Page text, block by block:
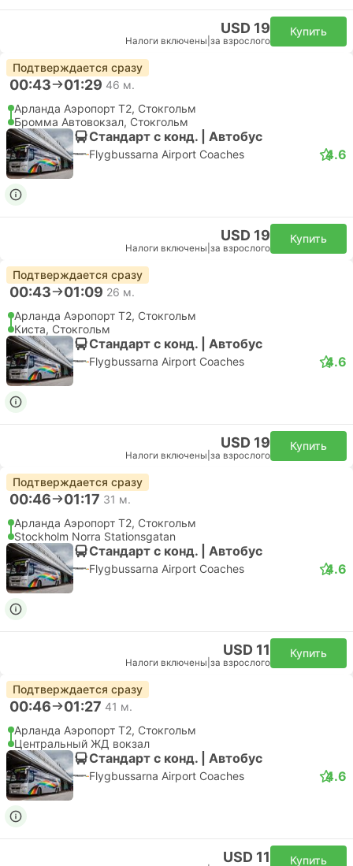
USD 19
Налоги включены за взрослого
Купить
Подтверждается сразу
00:43 01:29 46 м.
Арланда Аэропорт T2, Стокгольм
Бромма Автовокзал, Стокгольм
Стандарт с конд. | Автобус
Flygbussarna Airport Coaches 4.6
USD 19
Налоги включены за взрослого
Купить
Подтверждается сразу
00:43 01:09 26 м.
Арланда Аэропорт T2, Стокгольм
Киста, Стокгольм
Стандарт с конд. | Автобус
Flygbussarna Airport Coaches 4.6
USD 19
Налоги включены за взрослого
Купить
Подтверждается сразу
00:46 01:17 31 м.
Арланда Аэропорт T2, Стокгольм
Stockholm Norra Stationsgatan
Стандарт с конд. | Автобус
Flygbussarna Airport Coaches 4.6
USD 11
Налоги включены за взрослого
Купить
Подтверждается сразу
00:46 01:27 41 м.
Арланда Аэропорт T2, Стокгольм
Центральный ЖД вокзал
Стандарт с конд. | Автобус
Flygbussarna Airport Coaches 4.6
USD 11 Купить